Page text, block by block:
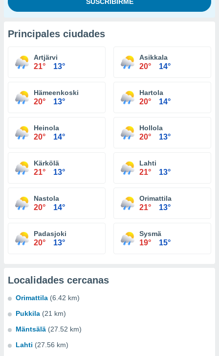
Principales ciudades
Artjärvi
21° 13°
Asikkala
20° 14°
Hämeenkoski
20° 13°
Hartola
20° 14°
Heinola
20° 14°
Hollola
20° 13°
Kärkölä
21° 13°
Lahti
21° 13°
Nastola
20° 14°
Orimattila
21° 13°
Padasjoki
20° 13°
Sysmä
19° 15°
Localidades cercanas
Orimattila (6.42 km)
Pukkila (21 km)
Mäntsälä (27.52 km)
Lahti (27.56 km)